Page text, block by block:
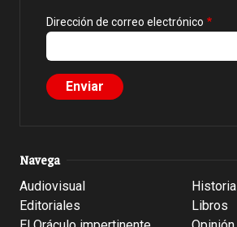
Dirección de correo electrónico
Navega
Audiovisual
Editoriales
Historia
Libros